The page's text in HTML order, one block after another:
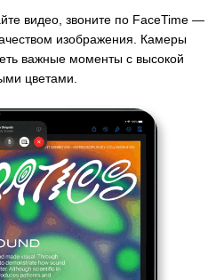
видео, звоните по FaceTime —
изображения. Камеры
важные моменты с высокой
цветами.